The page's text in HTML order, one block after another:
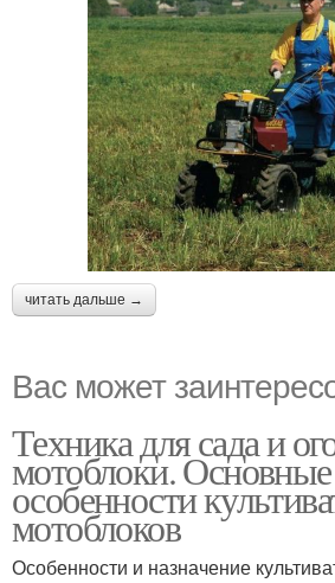
читать дальше →
Вас может
Техника для сада и
мотоблоки. Основные
особенности
мотоблоков
Особенности и назначение